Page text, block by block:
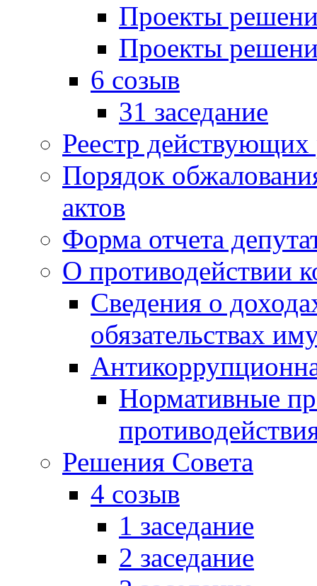
Проекты
Проекты
6 созыв
31 заседание
Реестр
Порядок
актов
Форма отчета
О противодействии
Сведения о
обязательствах
Нормативные
Решения Совета
4 созыв
1 заседание
2 заседание